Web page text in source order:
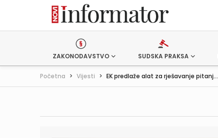
ZAKONODAVSTVO SUDSKA PRAKSA
Početna > Vijesti > EK predlaže alat za rješavanje pitanj...